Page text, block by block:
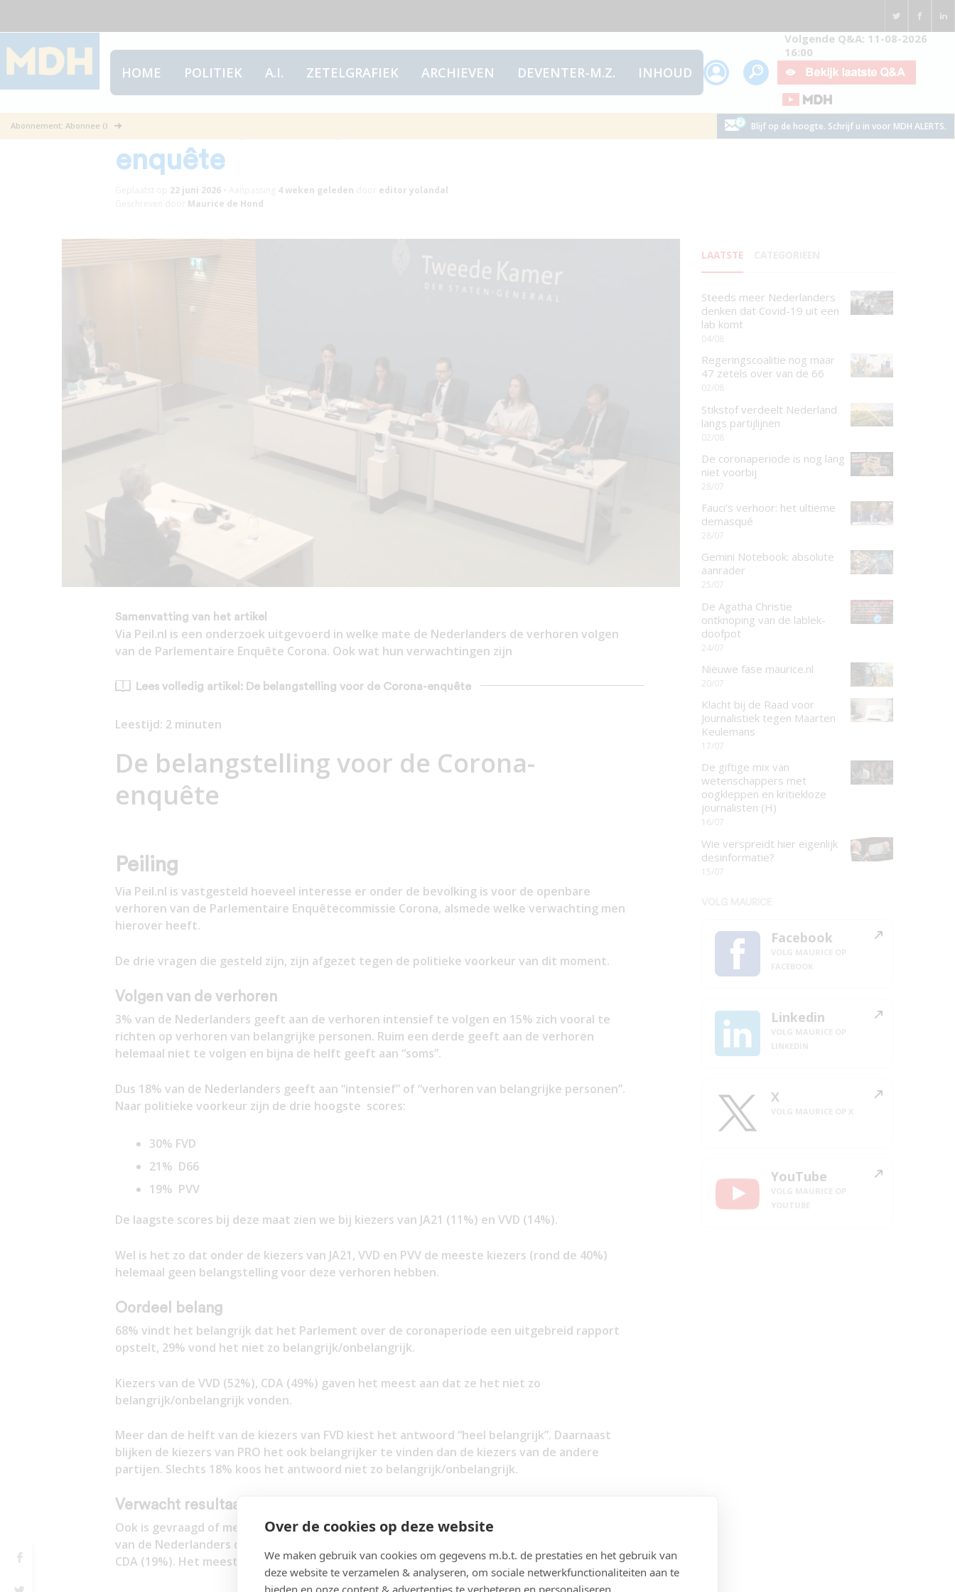
Over de cookies op deze website
We maken gebruik van cookies om gegevens m.b.t. de prestaties en het gebruik van
deze website te verzamelen & analyseren, om sociale netwerkfunctionaliteiten aan te
bieden en onze content & advertenties te verbeteren en personaliseren.
HOME POLITIEK A.I. ZETELGRAFIEK ARCHIEVEN DEVENTER-M.Z. INHOUD
Volgende Q&A: 11-08-2026
16:00
Abonnement: Abonnee () Blijf op de hoogte. Schrijf u in voor MDH ALERTS.
De belangstelling voor de Corona-
enquête
22 juni 2026• 4 weken geleden
editor yolandal
Maurice de Hond
Samenvatting van het artikel
Via Peil.nl is een onderzoek uitgevoerd in welke mate de Nederlanders de verhoren volgen
van de Parlementaire Enquête Corona. Ook wat hun verwachtingen zijn
Lees volledig artikel: De belangstelling voor de Corona-enquête
Leestijd: 2 minuten
De belangstelling voor de Corona-
enquête
Peiling
Via Peil.nl is vastgesteld hoeveel interesse er onder de bevolking is voor de openbare
verhoren van de Parlementaire Enquêtecommissie Corona, alsmede welke verwachting men
hierover heeft.
De drie vragen die gesteld zijn, zijn afgezet tegen de politieke voorkeur van dit moment.
Volgen van de verhoren
3% van de Nederlanders geeft aan de verhoren intensief te volgen en 15% zich vooral te
richten op verhoren van belangrijke personen. Ruim een derde geeft aan de verhoren
helemaal niet te volgen en bijna de helft geeft aan “soms”.
Dus 18% van de Nederlanders geeft aan “intensief” of “verhoren van belangrijke personen”.
Naar politieke voorkeur zijn de drie hoogste scores:
30% FVD
21% D66
19% PVV
De laagste scores bij deze maat zien we bij kiezers van JA21 (11%) en VVD (14%).
Wel is het zo dat onder de kiezers van JA21, VVD en PVV de meeste kiezers (rond de 40%)
helemaal geen belangstelling voor deze verhoren hebben.
Oordeel belang
68% vindt het belangrijk dat het Parlement over de coronaperiode een uitgebreid rapport
opstelt, 29% vond het niet zo belangrijk/onbelangrijk.
Kiezers van de VVD (52%), CDA (49%) gaven het meest aan dat ze het niet zo
belangrijk/onbelangrijk vonden.
Meer dan de helft van de kiezers van FVD kiest het antwoord “heel belangrijk”. Daarnaast
blijken de kiezers van PRO het ook belangrijker te vinden dan de kiezers van de andere
partijen. Slechts 18% koos het antwoord niet zo belangrijk/onbelangrijk.
Verwacht resultaat
Ook is gevraagd of men denkt dat de commissie de onderste steen boven zal krijgen. 6%
van de Nederlanders denkt dat. Het meest optimistisch zijn de kiezers van D66 (21%) en
CDA (19%). Het meest pessimistisch zijn de kiezers van de PVV (1%) en FVD (0%).
LAATSTE
Steeds meer Nederlanders
denken dat Covid-19 uit een
lab komt
04/08
Regeringscoalitie nog maar
47 zetels over van de 66
02/08
Stikstof verdeelt Nederland
langs partijlijnen
02/08
De coronaperiode is nog lang
niet voorbij
28/07
Fauci’s verhoor: het ultieme
demasqué
28/07
Gemini Notebook: absolute
aanrader
25/07
De Agatha Christie
ontknoping van de lablek-
doofpot
24/07
Nieuwe fase maurice.nl
20/07
Klacht bij de Raad voor
Journalistiek tegen Maarten
Keulemans
17/07
De giftige mix van
wetenschappers met
oogkleppen en kritiekloze
journalisten (H)
16/07
Wie verspreidt hier eigenlijk
desinformatie?
15/07
Facebook
Linkedin
X
YouTube